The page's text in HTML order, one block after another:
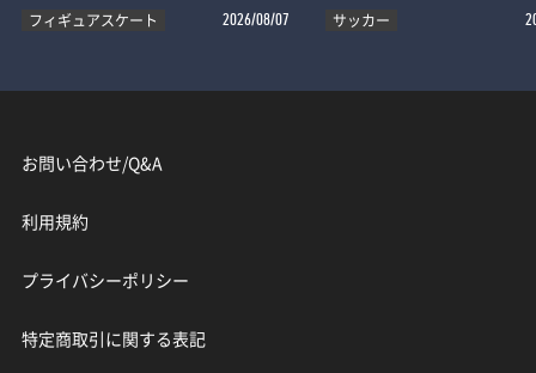
フィギュアスケート 2026/08/07 サッカー
お問い合わせ/Q&A
利用規約
プライバシーポリシー
特定商取引に関する表記